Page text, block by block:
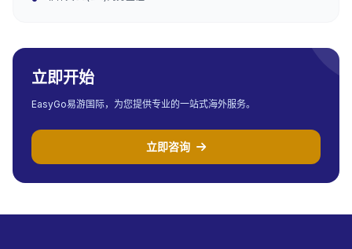
立即开始
EasyGo易游国际，为您提供专业的一站式海外服务。
立即咨询